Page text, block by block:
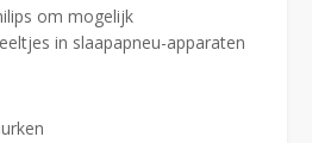
om mogelijk
in slaapapneu-apparaten